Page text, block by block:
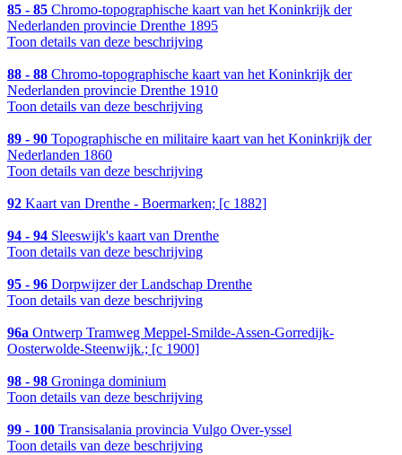
85 - 85 Chromo-topographische kaart van het Koninkrijk der
Nederlanden provincie Drenthe 1895
Toon details van deze beschrijving
88 - 88 Chromo-topographische kaart van het Koninkrijk der
Nederlanden provincie Drenthe 1910
Toon details van deze beschrijving
89 - 90 Topographische en militaire kaart van het Koninkrijk der
Nederlanden 1860
Toon details van deze beschrijving
92 Kaart van Drenthe - Boermarken; [c 1882]
94 - 94 Sleeswijk's kaart van Drenthe
Toon details van deze beschrijving
95 - 96 Dorpwijzer der Landschap Drenthe
Toon details van deze beschrijving
96a Ontwerp Tramweg Meppel-Smilde-Assen-Gorredijk-
Oosterwolde-Steenwijk.; [c 1900]
98 - 98 Groninga dominium
Toon details van deze beschrijving
99 - 100 Transisalania provincia Vulgo Over-yssel
Toon details van deze beschrijving